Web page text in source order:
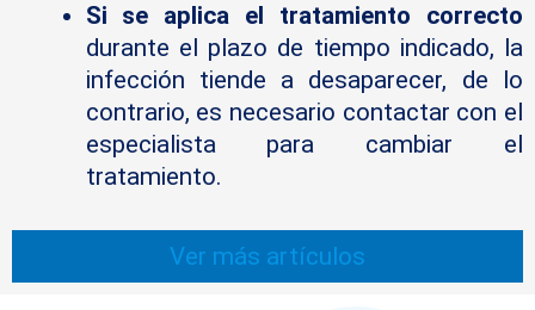
Si se aplica el tratamiento correcto
durante el plazo de tiempo indicado, la
infección tiende a desaparecer, de lo
contrario, es necesario contactar con el
especialista para cambiar el
tratamiento.
Ver más artículos